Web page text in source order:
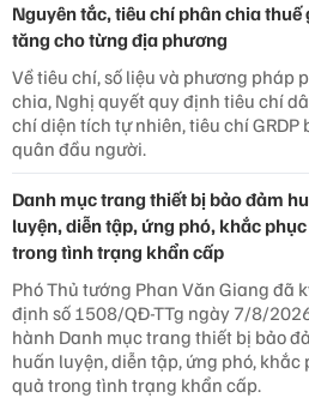
Nguyên tắc, tiêu chí phân chia thuế
tăng cho từng địa phương
Về tiêu chí, số liệu và phương pháp
chia, Nghị quyết quy định tiêu chí
chí diện tích tự nhiên, tiêu chí GRDP
quân đầu người.
Danh mục trang thiết bị bảo đảm
luyện, diễn tập, ứng phó, khắc
trong tình trạng khẩn cấp
Phó Thủ tướng Phan Văn Giang đã
định số 1508/QĐ-TTg ngày 7/8/
hành Danh mục trang thiết bị bảo
huấn luyện, diễn tập, ứng phó, khắc
quả trong tình trạng khẩn cấp.